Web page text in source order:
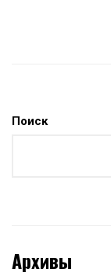
Поиск
Архивы